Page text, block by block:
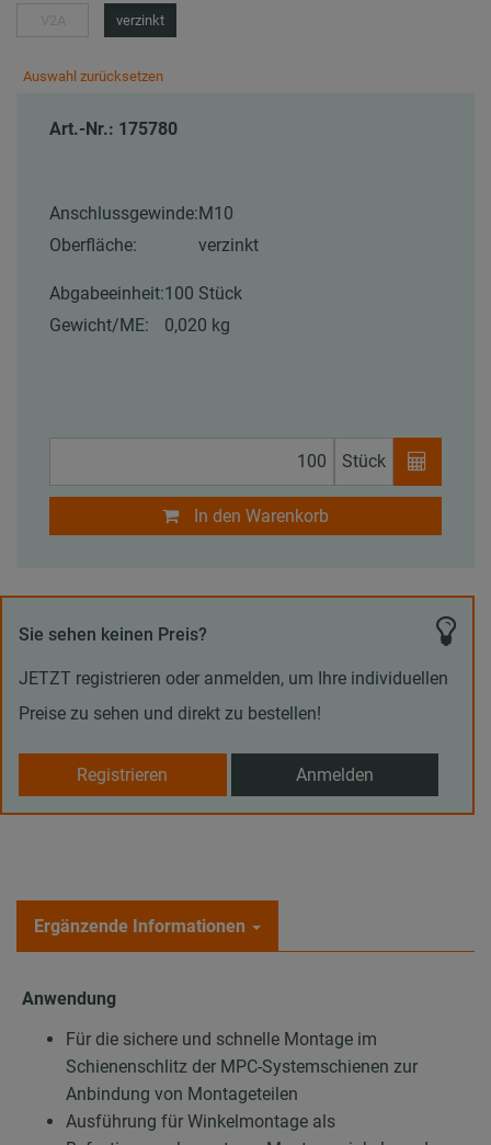
verzinkt
Auswahl zurücksetzen
Art.-Nr.: 175780
Anschlussgewinde:M10
Oberfläche:
verzinkt
Abgabeeinheit:100 Stück
Gewicht/ME:
0,020 kg
Stück
In den Warenkorb
Sie sehen keinen Preis?
JETZT registrieren oder anmelden, um Ihre individuellen
Preise zu sehen und direkt zu bestellen!
Registrieren Anmelden
Ergänzende Informationen
Anwendung
Für die sichere und schnelle Montage im
Schienenschlitz der MPC-Systemschienen zur
Anbindung von Montageteilen
Ausführung für Winkelmontage als